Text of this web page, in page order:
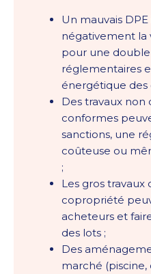
Un mauvais
négativement la
pour une
réglementaires
énergétique des
Des travaux non
conformes
sanctions, une
coûteuse ou
;
Les gros travaux
copropriété
acheteurs et
des lots ;
Des
marché